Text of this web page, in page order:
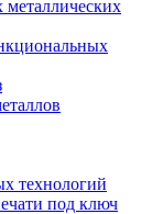
технологий
под ключ